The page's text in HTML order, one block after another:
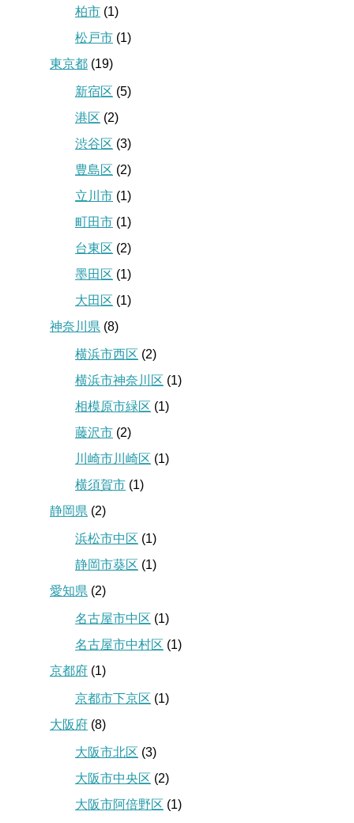
柏市 (1)
松戸市 (1)
東京都 (19)
新宿区 (5)
港区 (2)
渋谷区 (3)
豊島区 (2)
立川市 (1)
町田市 (1)
台東区 (2)
墨田区 (1)
大田区 (1)
神奈川県 (8)
横浜市西区 (2)
横浜市神奈川区 (1)
相模原市緑区 (1)
藤沢市 (2)
川崎市川崎区 (1)
横須賀市 (1)
静岡県 (2)
浜松市中区 (1)
静岡市葵区 (1)
愛知県 (2)
名古屋市中区 (1)
名古屋市中村区 (1)
京都府 (1)
京都市下京区 (1)
大阪府 (8)
大阪市北区 (3)
大阪市中央区 (2)
大阪市阿倍野区 (1)